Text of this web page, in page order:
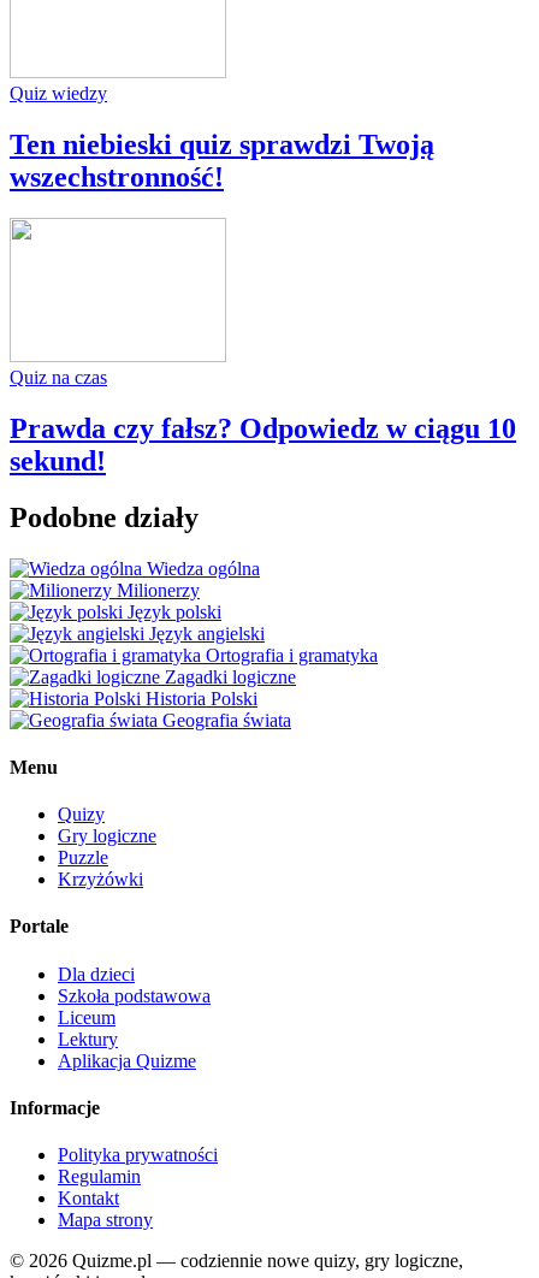
Quiz wiedzy
Ten niebieski quiz sprawdzi Twoją
wszechstronność!
Quiz na czas
Prawda czy fałsz? Odpowiedz w ciągu 10
sekund!
Podobne działy
Wiedza ogólna
Milionerzy
Język polski
Język angielski
Ortografia i gramatyka
Zagadki logiczne
Historia Polski
Geografia świata
Menu
Quizy
Gry logiczne
Puzzle
Krzyżówki
Portale
Dla dzieci
Szkoła podstawowa
Liceum
Lektury
Aplikacja Quizme
Informacje
Polityka prywatności
Regulamin
Kontakt
Mapa strony
© 2026 Quizme.pl — codziennie nowe quizy, gry logiczne,